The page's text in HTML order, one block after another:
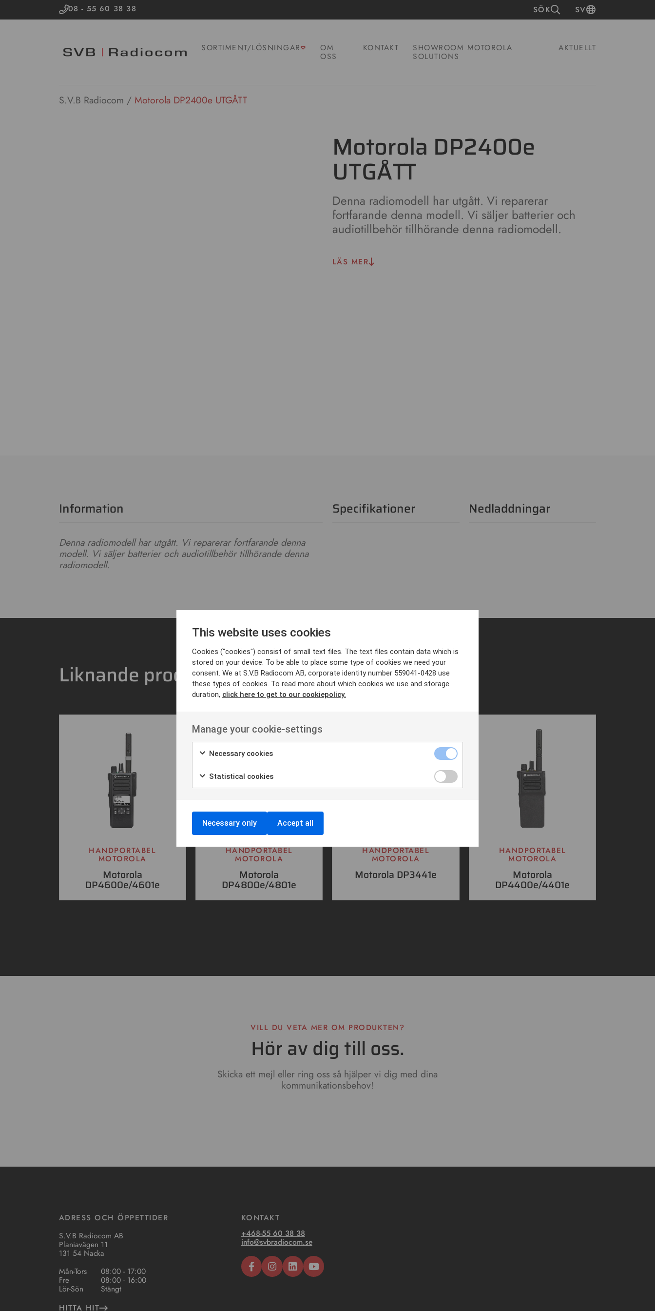
08 - 55 60 38 38 SÖK SV
SORTIMENT/LÖSNINGAR OM
OSS
KONTAKT SHOWROOM MOTOROLA
SOLUTIONS
AKTUELLT
S.V.B Radiocom / Motorola DP2400e UTGÅTT
Motorola DP2400e
UTGÅTT
Denna radiomodell har utgått. Vi reparerar
fortfarande denna modell. Vi säljer batterier och
audiotillbehör tillhörande denna radiomodell.
LÄS MER
Information
Denna radiomodell har utgått. Vi reparerar fortfarande denna
modell. Vi säljer batterier och audiotillbehör tillhörande denna
radiomodell.
Specifikationer Nedladdningar
Liknande produkter
HANDPORTABEL
MOTOROLA
Motorola
DP4600e/4601e
HANDPORTABEL
MOTOROLA
Motorola
DP4800e/4801e
HANDPORTABEL
MOTOROLA
Motorola DP3441e
HANDPORTABEL
MOTOROLA
Motorola
DP4400e/4401e
VILL DU VETA MER OM PRODUKTEN?
Hör av dig till oss.
Skicka ett mejl eller ring oss så hjälper vi dig med dina
kommunikationsbehov!
ADRESS OCH ÖPPETTIDER
S.V.B Radiocom AB
Planiavägen 11
131 54 Nacka
Mån-Tors
08:00 - 17:00
Fre 08:00 - 16:00
Lör-Sön
Stängt
HITTA HIT
KONTAKT
+468-55 60 38 38
info@svbradiocom.se
This website uses cookies
Cookies ("cookies") consist of small text files. The text files contain data which is
stored on your device. To be able to place some type of cookies we need your
consent. We at S.V.B Radiocom AB, corporate identity number 559041-0428 use
these types of cookies. To read more about which cookies we use and storage
duration, click here to get to our cookiepolicy.
Manage your cookie-settings
Necessary cookies
Statistical cookies
Necessary only Accept all